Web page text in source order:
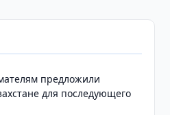
предложили
для последующего